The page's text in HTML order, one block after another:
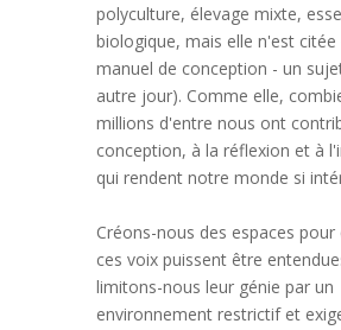
polyculture, élevage mixte,
biologique, mais elle n'est citée
manuel de conception - un
autre jour). Comme elle,
millions d'entre nous ont
conception, à la réflexion et à
qui rendent notre monde si
Créons-nous des espaces
ces voix puissent être
limitons-nous leur génie par un
environnement restrictif et